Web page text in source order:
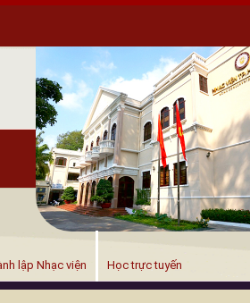
lập Nhạc viện Học trực tuyến